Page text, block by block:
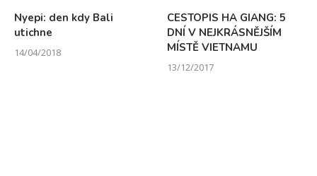
Nyepi: den kdy Bali
utichne
14/04/2018
CESTOPIS HA GIANG: 5
DNÍ V NEJKRÁSNĚJŠÍM
MÍSTĚ VIETNAMU
13/12/2017